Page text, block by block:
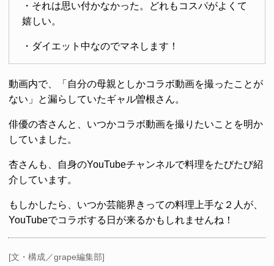
・それは思い付かなかった。どれもコスパがよくて
嬉しい。
・ダイエット中なのでマネします！
動画内で、「自分の母親としかコラボ動画を撮ったことが
ない」と漏らしていたギャル曽根さん。
俳優の杏さんと、いつかコラボ動画を撮りたいことを明か
していました。
杏さんも、自身のYouTubeチャンネルで料理をたびたび紹
介しています。
もしかしたら、いつか芸能界きっての料理上手な２人が、
YouTubeでコラボする日が来るかもしれませんね！
[文・構成／grape編集部]